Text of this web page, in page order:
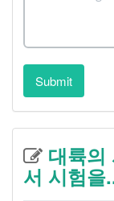
Submit
대륙의
서 시험을